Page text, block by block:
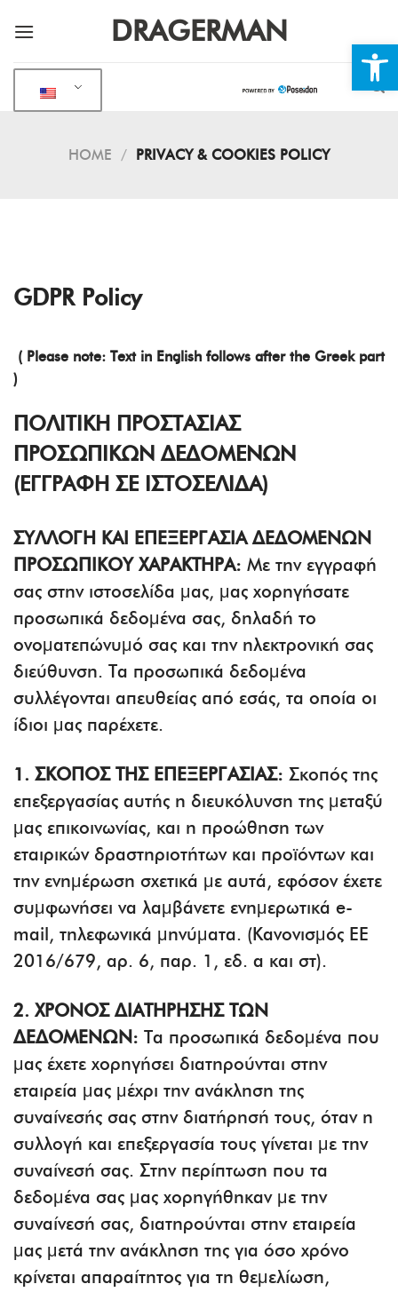
DRAGERMAN
HOME / PRIVACY & COOKIES POLICY
GDPR Policy
( Please note: Text in English follows after the Greek part
)
ΠΟΛΙΤΙΚΗ ΠΡΟΣΤΑΣΙΑΣ
ΠΡΟΣΩΠΙΚΩΝ ΔΕΔΟΜΕΝΩΝ
(ΕΓΓΡΑΦΗ ΣΕ ΙΣΤΟΣΕΛΙΔΑ)
ΣΥΛΛΟΓΗ ΚΑΙ ΕΠΕΞΕΡΓΑΣΙΑ ΔΕΔΟΜΕΝΩΝ
ΠΡΟΣΩΠΙΚΟΥ ΧΑΡΑΚΤΗΡΑ: Με την εγγραφή
σας στην ιστοσελίδα μας, μας χορηγήσατε
προσωπικά δεδομένα σας, δηλαδή το
ονοματεπώνυμό σας και την ηλεκτρονική σας
διεύθυνση. Τα προσωπικά δεδομένα
συλλέγονται απευθείας από εσάς, τα οποία οι
ίδιοι μας παρέχετε.
1. ΣΚΟΠΟΣ ΤΗΣ ΕΠΕΞΕΡΓΑΣΙΑΣ: Σκοπός της
επεξεργασίας αυτής η διευκόλυνση της μεταξύ
μας επικοινωνίας, και η προώθηση των
εταιρικών δραστηριοτήτων και προϊόντων και
την ενημέρωση σχετικά με αυτά, εφόσον έχετε
συμφωνήσει να λαμβάνετε ενημερωτικά e-
mail, τηλεφωνικά μηνύματα. (Κανονισμός ΕΕ
2016/679, αρ. 6, παρ. 1, εδ. α και στ).
2. ΧΡΟΝΟΣ ΔΙΑΤΗΡΗΣΗΣ ΤΩΝ
ΔΕΔΟΜΕΝΩΝ: Τα προσωπικά δεδομένα που
μας έχετε χορηγήσει διατηρούνται στην
εταιρεία μας μέχρι την ανάκληση της
συναίνεσής σας στην διατήρησή τους, όταν η
συλλογή και επεξεργασία τους γίνεται με την
συναίνεσή σας. Στην περίπτωση που τα
δεδομένα σας μας χορηγήθηκαν με την
συναίνεσή σας, διατηρούνται στην εταιρεία
μας μετά την ανάκληση της για όσο χρόνο
κρίνεται απαραίτητος για τη θεμελίωση,